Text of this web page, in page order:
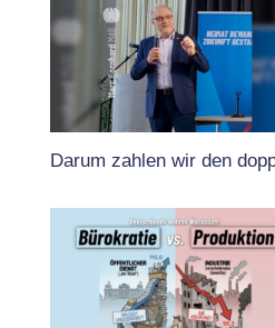
Darum zahlen wir den